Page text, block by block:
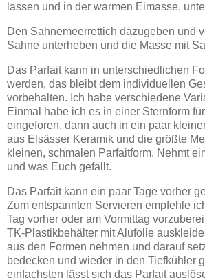
lassen und in der warmen Eimasse,
Den Sahnemeerrettich dazugeben und
Sahne unterheben und die Masse mit
Das Parfait kann in unterschiedlichen
werden, das bleibt dem individuellen
vorbehalten. Ich habe verschiedene
Einmal habe ich es in einer Sternform
eingeforen, dann auch in ein paar
aus Elsässer Keramik und die größte
kleinen, schmalen Parfaitform. Nehmt
und was Euch gefällt.
Das Parfait kann ein paar Tage vorher
Zum entspannten Servieren empfehle
Tag vorher oder am Vormittag
TK-Plastikbehälter mit Alufolie
aus den Formen nehmen und darauf
bedecken und wieder in den Tiefkühler
einfachsten lässt sich das Parfait